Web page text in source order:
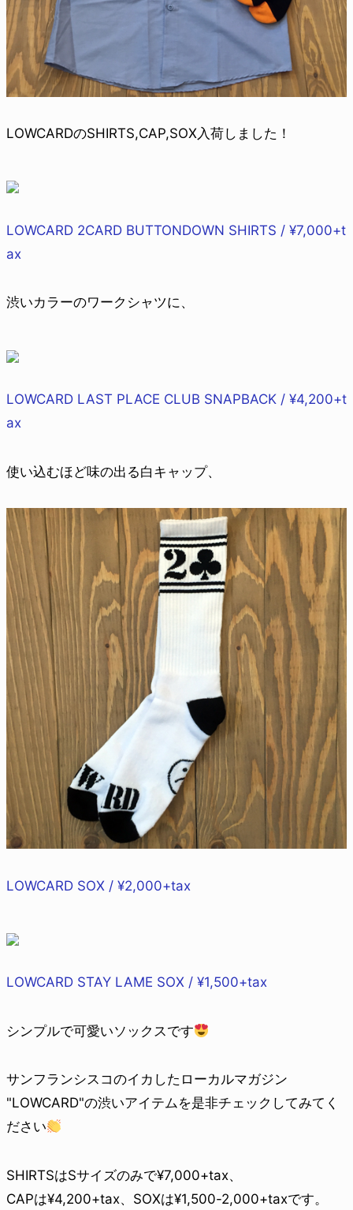
LOWCARDのSHIRTS,CAP,SOX入荷しました！
LOWCARD 2CARD BUTTONDOWN SHIRTS / ¥7,000+t
ax
渋いカラーのワークシャツに、
LOWCARD LAST PLACE CLUB SNAPBACK / ¥4,200+t
ax
使い込むほど味の出る白キャップ、
LOWCARD SOX / ¥2,000+tax
LOWCARD STAY LAME SOX / ¥1,500+tax
シンプルで可愛いソックスです
サンフランシスコのイカしたローカルマガジン
"LOWCARD"の渋いアイテムを是非チェックしてみてく
ださい
SHIRTSはSサイズのみで¥7,000+tax、
CAPは¥4,200+tax、SOXは¥1,500-2,000+taxです。